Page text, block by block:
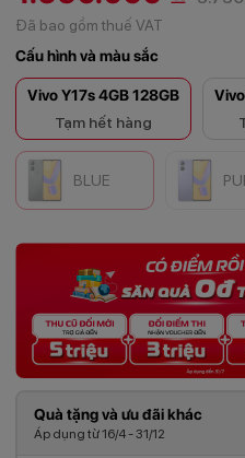
Đã bao gồm thuế VAT
Cấu hình và màu sắc
Vivo Y17s 4GB 128GB
Tạm hết hàng
BLUE
Quà tặng và ưu đãi khác
Áp dụng từ 16/4 - 31/12